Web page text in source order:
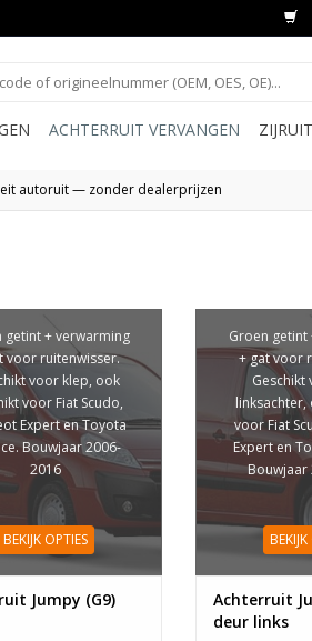
ACHTERRUIT VERVANGEN
autoruit — zonder dealerprijzen
getint + verwarming
voor ruitenwisser.
voor klep, ook
voor Fiat Scudo,
Expert en Toyota
Bouwjaar 2006-
2016
BEKIJK OPTIES
Jumpy (G9)
Groen getint
+ gat voor
linksachter,
voor Fiat
Expert en
Bouwjaar
Achterruit
deur links